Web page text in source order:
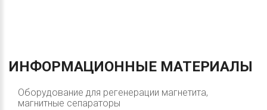
ИНФОРМАЦИОННЫЕ МАТЕРИАЛЫ
Оборудование для регенерации магнетита,
магнитные сепараторы